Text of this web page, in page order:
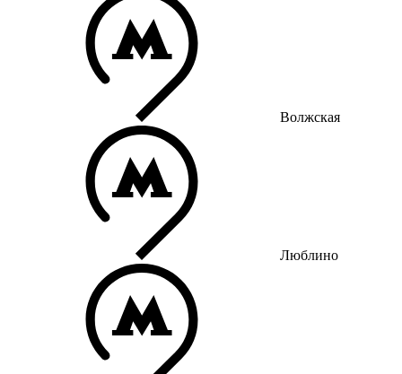
Волжская
Люблино